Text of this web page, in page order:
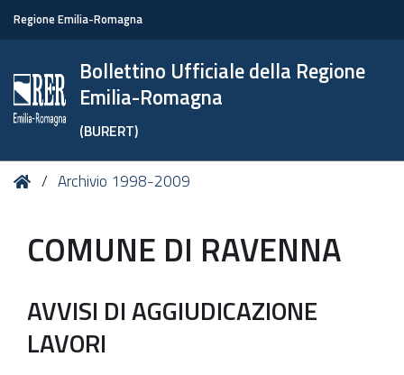
Regione Emilia-Romagna
Bollettino Ufficiale della Regione
Emilia-Romagna
(BURERT)
Tu HomeArchivio 1998-2009
COMUNE DI RAVENNA
AVVISI DI AGGIUDICAZIONE
LAVORI